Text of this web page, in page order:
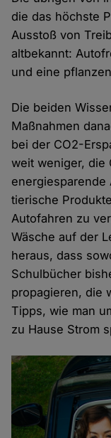
die das höchste
Ausstoß von
altbekannt:
und eine
Die beiden
Maßnahmen
bei der CO2-
weit weniger, die
energiesparende
tierische
Autofahren zu
Wäsche auf der
heraus, dass
Schulbücher
propagieren, die
Tipps, wie man
zu Hause Strom